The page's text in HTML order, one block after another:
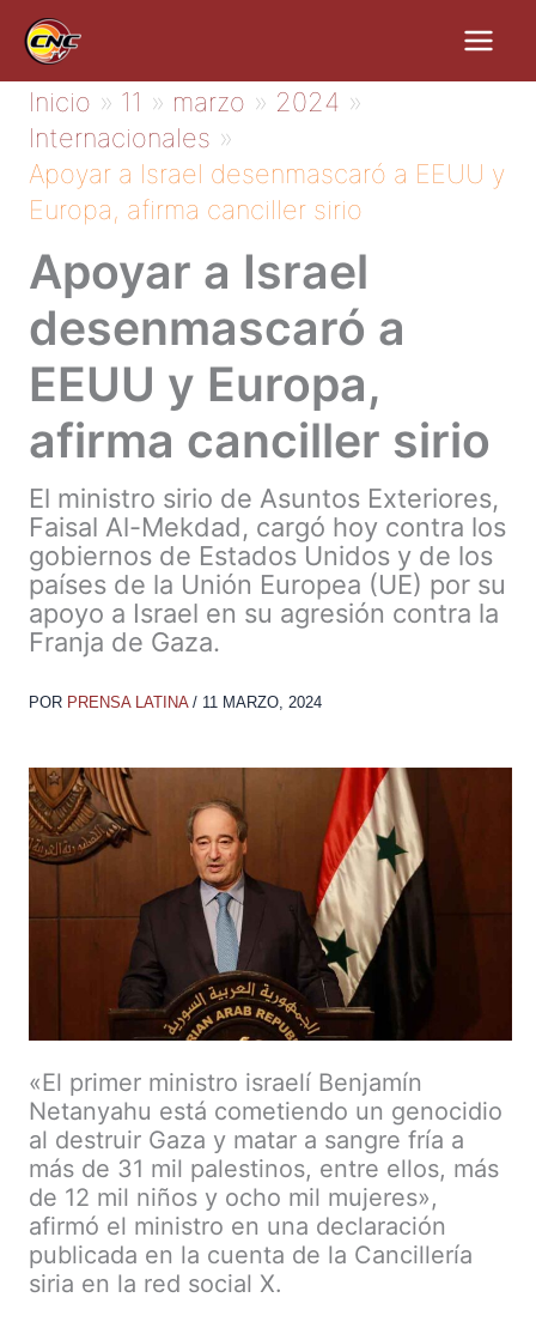
contenido
Inicio 11 marzo
2024
Internacionales
Apoyar a Israel desenmascaró a EEUU y
Europa, afirma canciller sirio
Apoyar a Israel
desenmascaró a
EEUU y Europa,
afirma canciller sirio
El ministro sirio de Asuntos Exteriores,
Faisal Al-Mekdad, cargó hoy contra los
gobiernos de Estados Unidos y de los
países de la Unión Europea (UE) por su
apoyo a Israel en su agresión contra la
Franja de Gaza.
POR PRENSA LATINA / 11 MARZO, 2024
«El primer ministro israelí Benjamín
Netanyahu está cometiendo un genocidio
al destruir Gaza y matar a sangre fría a
más de 31 mil palestinos, entre ellos, más
de 12 mil niños y ocho mil mujeres»,
afirmó el ministro en una declaración
publicada en la cuenta de la Cancillería
siria en la red social X.